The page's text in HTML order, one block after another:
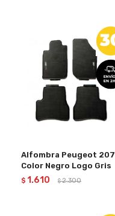
Alfombra Peugeot 207
Color Negro Logo Gris
$ 1.610 $ 2.300